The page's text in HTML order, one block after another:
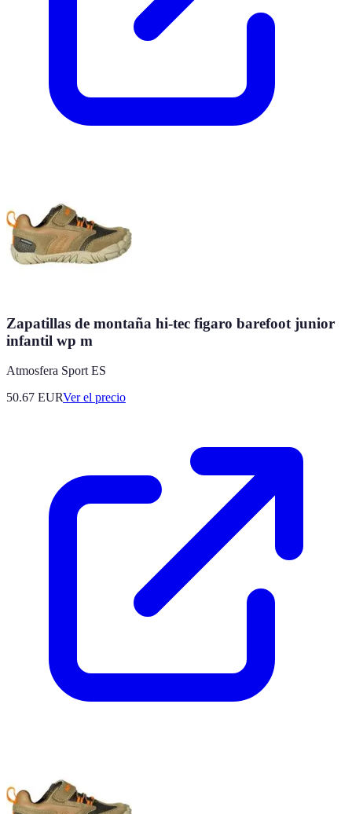
Zapatillas de montaña hi-tec figaro barefoot junior
infantil wp m
Atmosfera Sport ES
50.67 EURVer el precio